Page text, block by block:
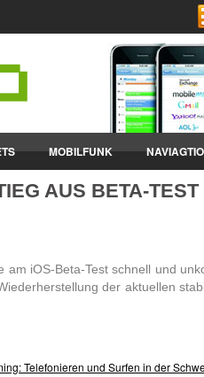
MOBILFUNK
& TARIFEAUS BETA-TEST
am iOS-Beta-Test schnell und
der aktu­ellen
Telefonieren und Surfen in der